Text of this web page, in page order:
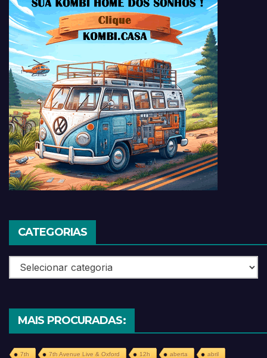
CATEGORIAS
Categorias
MAIS PROCURADAS:
7th 7th Avenue Live & Oxford 12h aberta abril